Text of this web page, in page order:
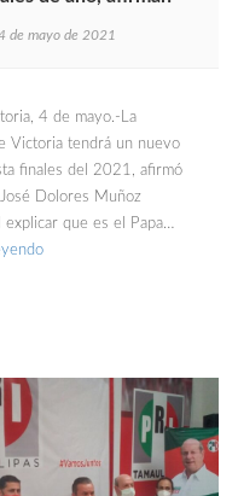
de mayo de 2021
4 de mayo.-La
Victoria tendrá un nuevo
finales del 2021, afirmó
Dolores Muñoz
explicar que es el Papa…